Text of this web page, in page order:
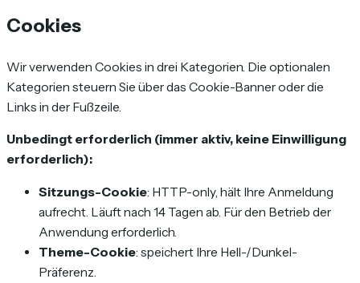
Cookies
Wir verwenden Cookies in drei Kategorien. Die optionalen
Kategorien steuern Sie über das Cookie-Banner oder die
Links in der Fußzeile.
Unbedingt erforderlich (immer aktiv, keine Einwilligung
erforderlich):
Sitzungs-Cookie: HTTP-only, hält Ihre Anmeldung
aufrecht. Läuft nach 14 Tagen ab. Für den Betrieb der
Anwendung erforderlich.
Theme-Cookie: speichert Ihre Hell-/Dunkel-
Präferenz.